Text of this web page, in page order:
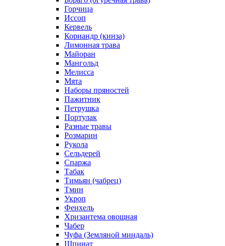
Горчица
Иссоп
Кервель
Кориандр (кинза)
Лимонная трава
Майоран
Мангольд
Мелисса
Мята
Наборы пряностей
Пажитник
Петрушка
Портулак
Разные травы
Розмарин
Рукола
Сельдерей
Спаржа
Табак
Тимьян (чабрец)
Тмин
Укроп
Фенхель
Хризантема овощная
Чабер
Чуфа (Земляной миндаль)
Шпинат